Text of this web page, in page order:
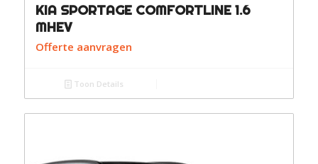
KIA SPORTAGE COMFORTLINE 1.6
MHEV
Offerte aanvragen
Toon Details